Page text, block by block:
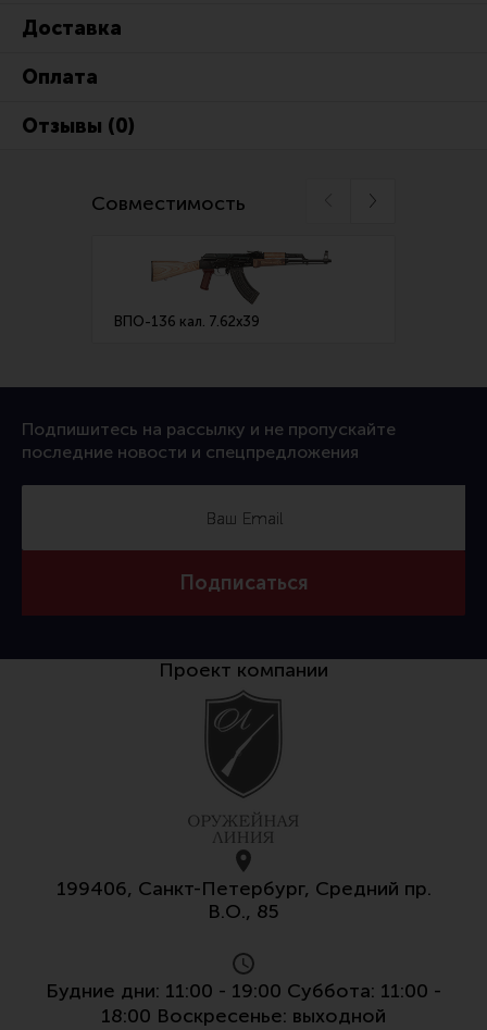
Доставка
Оплата
Отзывы (0)
Совместимость
ВПО-136 кал. 7.62х39
Подпишитесь на рассылку и не пропускайте
последние новости и спецпредложения
Подписаться
Проект компании
199406, Санкт-Петербург, Средний пр.
В.О., 85
Будние дни: 11:00 - 19:00 Суббота: 11:00 -
18:00 Воскресенье: выходной